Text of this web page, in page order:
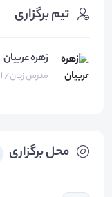
محل برگزاری
تیم برگزاری
زهره عربیان
مدرس زبان/